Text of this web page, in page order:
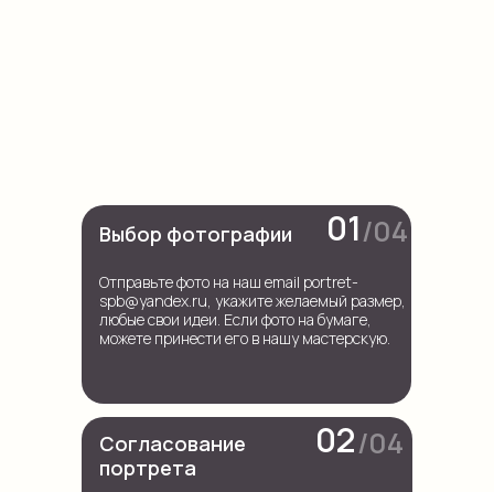
Выбор фотографии
Отправьте фото на наш email portret-
spb@yandex.ru, укажите желаемый размер,
любые свои идеи. Если фото на бумаге,
можете принести его в нашу мастерскую.
/04
01
Согласование
портрета
/04
02